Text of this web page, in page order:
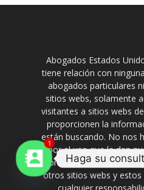
Abogados Estados
tiene relación con
abogados particulares
sitios webs, solamente
visitantes a sitios webs
proporcionen la
están buscando. No nos
por el uso que le den
información suministrada
otros sitios webs y
1
Haga su